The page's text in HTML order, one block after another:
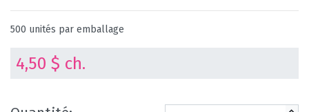
500 unités par emballage
4,50 $ ch.